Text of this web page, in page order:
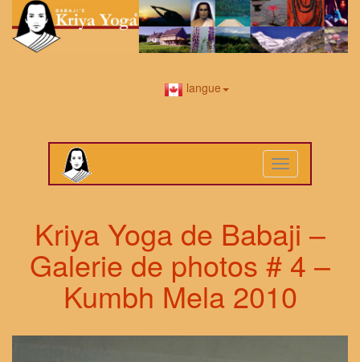
langue
Toggle
navigation
Kriya Yoga de Babaji –
Galerie de photos # 4 –
Kumbh Mela 2010